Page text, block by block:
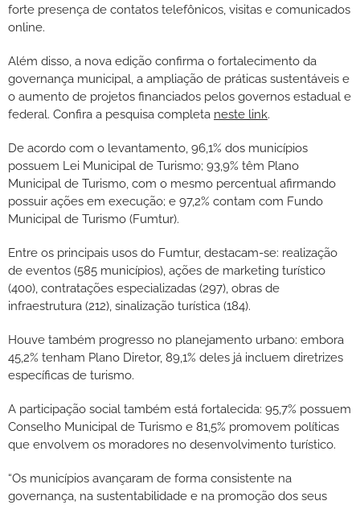
forte presença de contatos telefônicos, visitas e comunicados
online.
Além disso, a nova edição confirma o fortalecimento da
governança municipal, a ampliação de práticas sustentáveis e
o aumento de projetos financiados pelos governos estadual e
federal. Confira a pesquisa completa neste link.
De acordo com o levantamento, 96,1% dos municípios
possuem Lei Municipal de Turismo; 93,9% têm Plano
Municipal de Turismo, com o mesmo percentual afirmando
possuir ações em execução; e 97,2% contam com Fundo
Municipal de Turismo (Fumtur).
Entre os principais usos do Fumtur, destacam-se: realização
de eventos (585 municípios), ações de marketing turístico
(400), contratações especializadas (297), obras de
infraestrutura (212), sinalização turística (184).
Houve também progresso no planejamento urbano: embora
45,2% tenham Plano Diretor, 89,1% deles já incluem diretrizes
específicas de turismo.
A participação social também está fortalecida: 95,7% possuem
Conselho Municipal de Turismo e 81,5% promovem políticas
que envolvem os moradores no desenvolvimento turístico.
“Os municípios avançaram de forma consistente na
governança, na sustentabilidade e na promoção dos seus